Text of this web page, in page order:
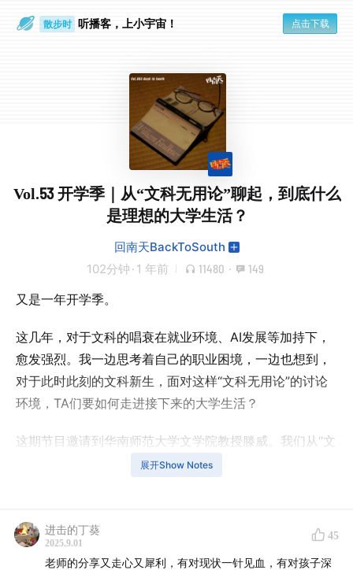
通勤路上 听播客，上小宇宙！ 点击下载
Vol.53 开学季｜从“文科无用论”聊起，到底什么
是理想的大学生活？
回南天BackToSouth
102分钟 · 1 年前 11480 · 149
又是一年开学季。
这几年，对于文科的唱衰在就业环境、AI发展等加持下，
愈发强烈。我一边思考着自己的职业困境，一边也想到，
对于此时此刻的文科新生，面对这样“文科无用论”的讨论
环境，TA们要如何走进接下来的大学生活？
这期节目邀请到华南师范大学文学院教授滕威。我们从“文
科无用论”开始，聊起了当下的大学教育。无论是文科还是
择，以及教育改革、AI发展下，她作为大学老师所要面临
的新处境。
展开Show Notes
进击的丁葵
2025.9.01
45
老师的分享又走心又犀利，有对现状一针见血，有对孩子深